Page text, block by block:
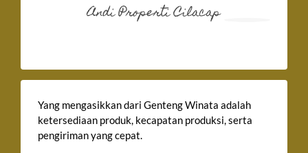
Andi Properti Cilacap
Yang mengasikkan dari Genteng Winata adalah
ketersediaan produk, kecapatan produksi, serta
pengiriman yang cepat.